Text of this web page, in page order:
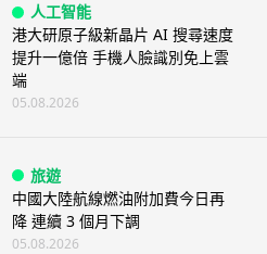
人工智能
港大研原子級新晶片 AI 搜尋速度
提升一億倍 手機人臉識別免上雲
端
05.08.2026
旅遊
中國大陸航線燃油附加費今日再
降 連續 3 個月下調
05.08.2026